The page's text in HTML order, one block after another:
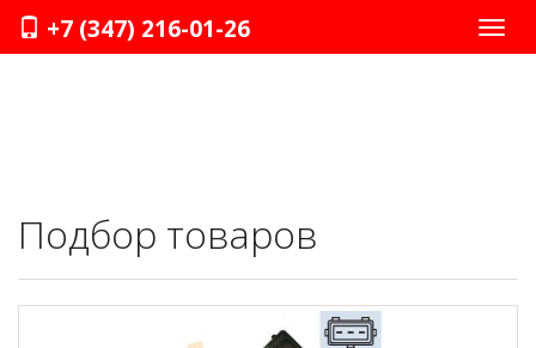
+7 (347) 216-01-26
Подбор товаров